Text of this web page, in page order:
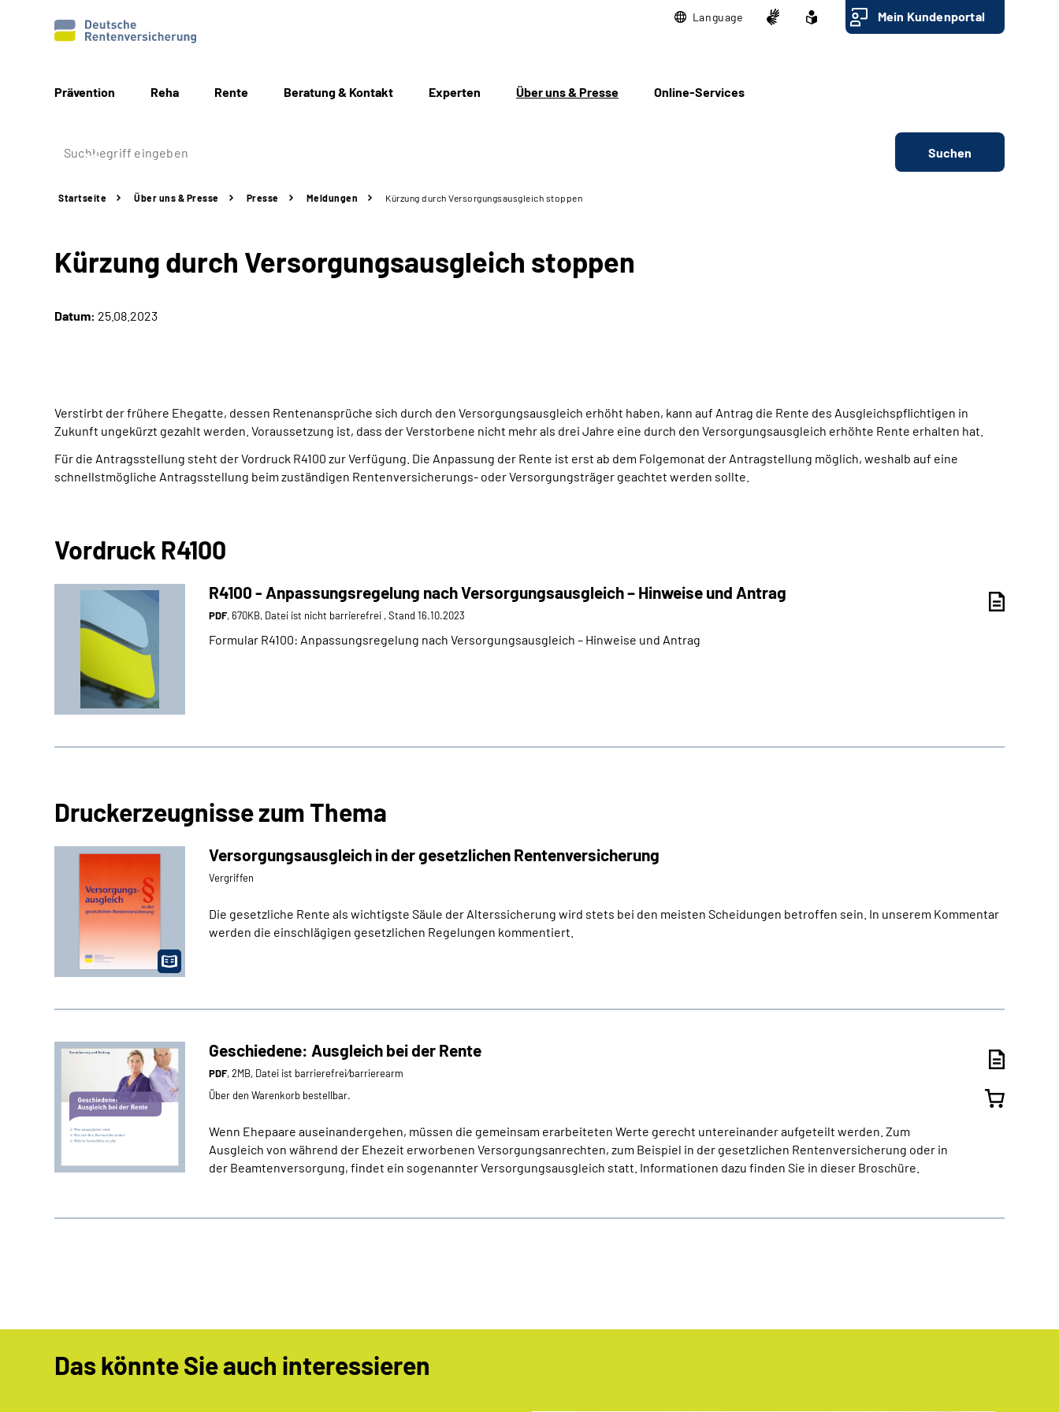
Language Mein Kundenportal
Prävention Reha Rente Beratung & Kontakt Experten Über uns & Presse Online-Services
Suchen
Startseite Über uns & Presse Presse Meldungen Kürzung durch Versorgungsausgleich stoppen
Kürzung durch Versorgungsausgleich stoppen
Datum: 25.08.2023
Verstirbt der frühere Ehegatte, dessen Rentenansprüche sich durch den Versorgungsausgleich erhöht haben, kann auf Antrag die Rente des Ausgleichspflichtigen in
Zukunft ungekürzt gezahlt werden. Voraussetzung ist, dass der Verstorbene nicht mehr als drei Jahre eine durch den Versorgungsausgleich erhöhte Rente erhalten hat.
Für die Antragsstellung steht der Vordruck R4100 zur Verfügung. Die Anpassung der Rente ist erst ab dem Folgemonat der Antragstellung möglich, weshalb auf eine
schnellstmögliche Antragsstellung beim zuständigen Rentenversicherungs- oder Versorgungsträger geachtet werden sollte.
Vordruck R4100
R4100 - Anpassungsregelung nach Versorgungsausgleich – Hinweise und Antrag
PDF, 670KB, Datei ist nicht barrierefrei , Stand 16.10.2023
Formular R4100: Anpassungsregelung nach Versorgungsausgleich – Hinweise und Antrag
Druckerzeugnisse zum Thema
Versorgungsausgleich in der gesetzlichen Rentenversicherung
Vergriffen
Die gesetzliche Rente als wichtigste Säule der Alterssicherung wird stets bei den meisten Scheidungen betroffen sein. In unserem Kommentar
werden die einschlägigen gesetzlichen Regelungen kommentiert.
Geschiedene: Ausgleich bei der Rente
PDF, 2MB, Datei ist barrierefrei⁄barrierearm
Über den Warenkorb bestellbar.
Wenn Ehepaare auseinandergehen, müssen die gemeinsam erarbeiteten Werte gerecht untereinander aufgeteilt werden. Zum
Ausgleich von während der Ehezeit erworbenen Versorgungsanrechten, zum Beispiel in der gesetzlichen Rentenversicherung oder in
der Beamtenversorgung, findet ein sogenannter Versorgungsausgleich statt. Informationen dazu finden Sie in dieser Broschüre.
Das könnte Sie auch interessieren